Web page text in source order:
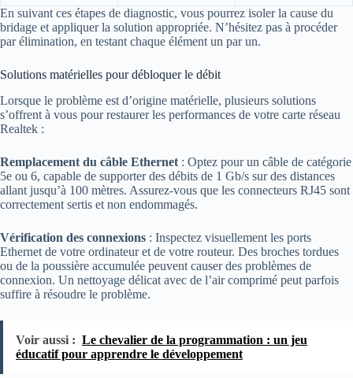
En suivant ces étapes de diagnostic, vous pourrez isoler la cause du
bridage et appliquer la solution appropriée. N’hésitez pas à procéder
par élimination, en testant chaque élément un par un.
Solutions matérielles pour débloquer le débit
Lorsque le problème est d’origine matérielle, plusieurs solutions
s’offrent à vous pour restaurer les performances de votre carte réseau
Realtek :
Remplacement du câble Ethernet : Optez pour un câble de catégorie
5e ou 6, capable de supporter des débits de 1 Gb/s sur des distances
allant jusqu’à 100 mètres. Assurez-vous que les connecteurs RJ45 sont
correctement sertis et non endommagés.
Vérification des connexions : Inspectez visuellement les ports
Ethernet de votre ordinateur et de votre routeur. Des broches tordues
ou de la poussière accumulée peuvent causer des problèmes de
connexion. Un nettoyage délicat avec de l’air comprimé peut parfois
suffire à résoudre le problème.
Voir aussi : Le chevalier de la programmation : un jeu
éducatif pour apprendre le développement